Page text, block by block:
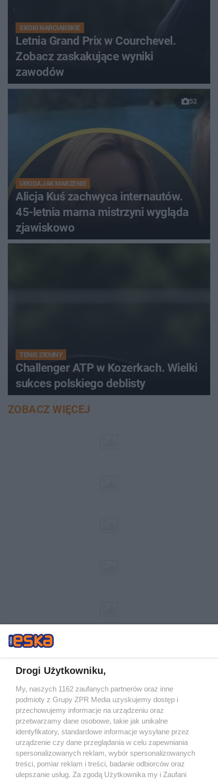
SKOKI NARCIARSKIE
Letnia Grand Prix w Courchevel.
Zobacz zaskakujące wyniki
zawodów
52
URODA JAK MARZENIE
Alicja Kuś zachwyca internautów.
45-letnia mama mistrzyni wygląda
zjawiskowo
TENIS ZIEMNY
Challenger ATP w Kozerkach. Wielki
sukces polskiego deblisty
ZOBACZ WIĘCEJ
Żaden utwór zamieszczony w serwisie nie może być powielany i
rozpowszechniany lub dalej rozpowszechniany w jakikolwiek sposób (w
tym także elektroniczny lub mechaniczny) na jakimkolwiek polu
eksploatacji w jakiejkolwiek formie, włącznie z umieszczaniem w Internecie
bez pisemnej zgody właściciela praw. Jakiekolwiek użycie lub
wykorzystanie utworów w całości lub w części z naruszeniem prawa, tzn.
bez właściwej zgody, jest zabronione pod groźbą kary i może być ścigane
prawnie.
Drogi Użytkowniku,
My, naszych 1162 zaufanych partnerów oraz inne
podmioty z Grupy ZPR Media uzyskujemy dostęp i
przechowujemy informacje na urządzeniu oraz
przetwarzamy dane osobowe, takie jak unikalne
identyfikatory, standardowe informacje wysyłane przez
urządzenie czy dane przeglądania w celu zapewniania
spersonalizowanych reklam, wybór spersonalizowanych
treści, pomiar reklam i treści, badanie odbiorców oraz
ulepszanie usług. Za zgodą Użytkownika my i Zaufani